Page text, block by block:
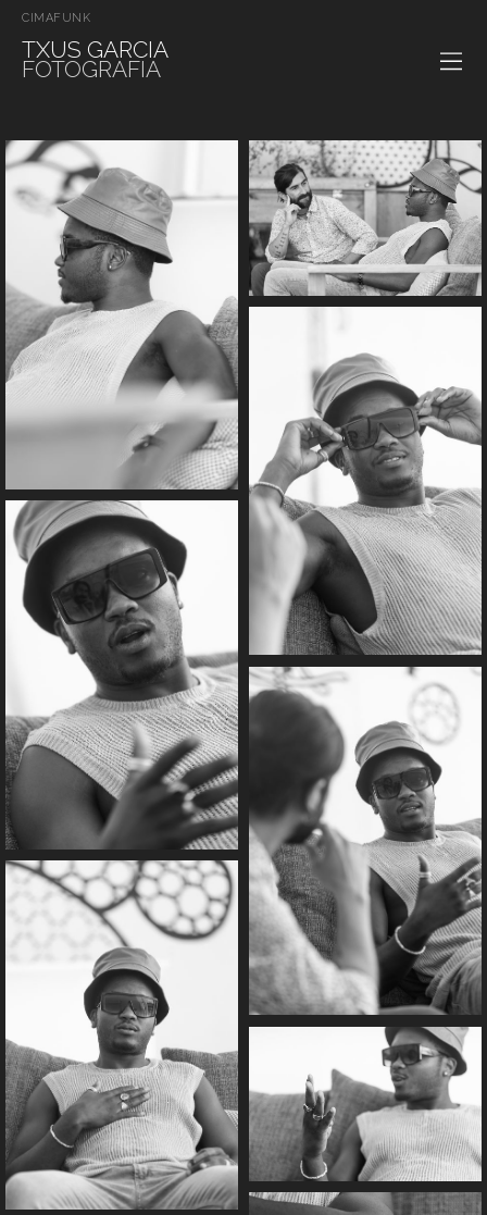
CIMAFUNK
TXUS GARCIA
FOTOGRAFIA